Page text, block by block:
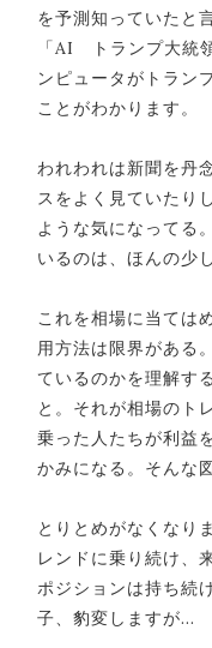
を予測知っていたと
「AI トランプ大統
ンピュータがトラン
ことがわかります。
われわれは新聞を丹
スをよく見ていたり
ような気になってる
いるのは、ほんの少
これを相場に当ては
用方法は限界がある
ているのかを理解す
と。それが相場のト
乗った人たちが利益
かみになる。そんな
とりとめがなくなり
レンドに乗り続け、
ポジションは持ち続
子、豹変しますが…